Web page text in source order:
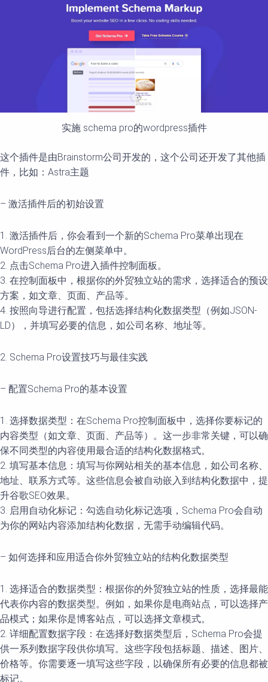
实施 schema pro的wordpress插件
这个插件是由Brainstorm公司开发的，这个公司还开发了其他插
件，比如：Astra主题
– 激活插件后的初始设置
1. 激活插件后，你会看到一个新的Schema Pro菜单出现在
WordPress后台的左侧菜单中。
2. 点击Schema Pro进入插件控制面板。
3. 在控制面板中，根据你的外贸独立站的需求，选择适合的预设
方案，如文章、页面、产品等。
4. 按照向导进行配置，包括选择结构化数据类型（例如JSON-
LD），并填写必要的信息，如公司名称、地址等。
2. Schema Pro设置技巧与最佳实践
– 配置Schema Pro的基本设置
1. 选择数据类型：在Schema Pro控制面板中，选择你要标记的
内容类型（如文章、页面、产品等）。这一步非常关键，可以确
保不同类型的内容使用最合适的结构化数据格式。
2. 填写基本信息：填写与你网站相关的基本信息，如公司名称、
地址、联系方式等。这些信息会被自动嵌入到结构化数据中，提
升谷歌SEO效果。
3. 启用自动化标记：勾选自动化标记选项，Schema Pro会自动
为你的网站内容添加结构化数据，无需手动编辑代码。
– 如何选择和应用适合你外贸独立站的结构化数据类型
1. 选择适合的数据类型：根据你的外贸独立站的性质，选择最能
代表你内容的数据类型。例如，如果你是电商站点，可以选择产
品模式；如果你是博客站点，可以选择文章模式。
2. 详细配置数据字段：在选择好数据类型后，Schema Pro会提
供一系列数据字段供你填写。这些字段包括标题、描述、图片、
价格等。你需要逐一填写这些字段，以确保所有必要的信息都被
标记。